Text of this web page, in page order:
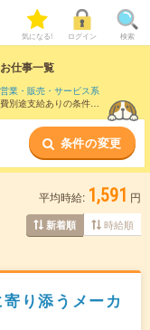
気になる! ログイン 検索
仕事一覧
営業・販売・サービス系
別途支給ありの条件の
条件の変更
平均時給: 1,591 円
新着順 時給順
り添うメーカ